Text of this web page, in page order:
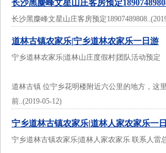
长沙黑麋峰文星山庄客房预定
长沙黑麋峰文星山庄客房预定
道林古镇农家乐|宁乡道林农家乐一日游
宁乡道林农家乐|道林山庄度假村|团队活动预定
道林古镇 位宁乡花明楼附近六公里的地方，这
前..(2019-05-12)
宁乡道林古镇农家乐|道林人家农家乐一
宁乡道林古镇农家乐|道林人家农家乐 联系人雷